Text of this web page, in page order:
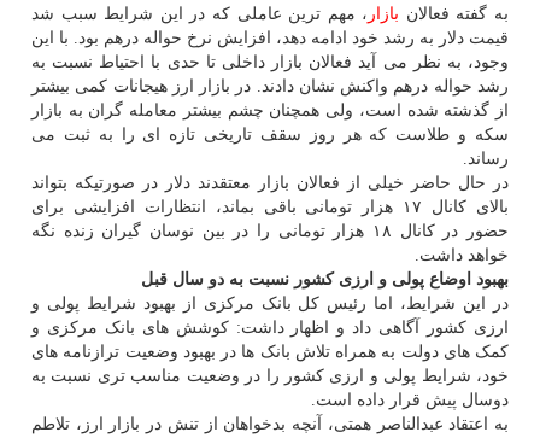
به گفته فعالان بازار ، مهم ترین عاملی که در این شرایط سبب شد
قیمت دلار به رشد خود ادامه دهد، افزایش نرخ حواله درهم بود. با این
وجود، به نظر می آید فعالان بازار داخلی تا حدی با احتیاط نسبت به
رشد حواله درهم واکنش نشان دادند. در بازار ارز هیجانات کمی بیشتر
از گذشته شده است، ولی همچنان چشم بیشتر معامله گران به بازار
سکه و طلاست که هر روز سقف تاریخی تازه ای را به ثبت می
رساند.
در حال حاضر خیلی از فعالان بازار معتقدند دلار در صورتیکه بتواند
بالای کانال ۱۷ هزار تومانی باقی بماند، انتظارات افزایشی برای
حضور در کانال ۱۸ هزار تومانی را در بین نوسان گیران زنده نگه
خواهد داشت.
بهبود اوضاع پولی و ارزی کشور نسبت به دو سال قبل
در این شرایط، اما رئیس کل بانک مرکزی از بهبود شرایط پولی و
ارزی کشور آگاهی داد و اظهار داشت: کوشش های بانک مرکزی و
کمک های دولت به همراه تلاش بانک ها در بهبود وضعیت ترازنامه های
خود، شرایط پولی و ارزی کشور را در وضعیت مناسب تری نسبت به
دوسال پیش قرار داده است.
به اعتقاد عبدالناصر همتی، آنچه بدخواهان از تنش در بازار ارز، تلاطم